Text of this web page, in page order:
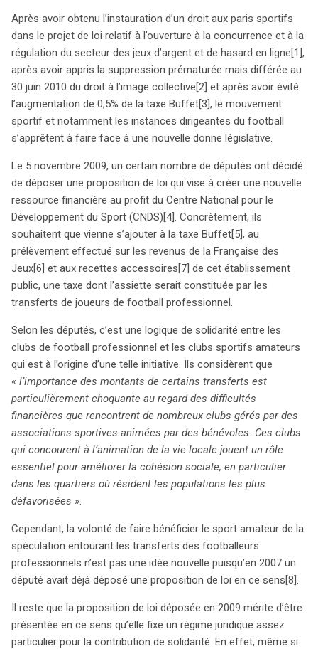
Le 5 novembre 2009, une proposition de loi a été
déposée pour instituer une contribution de solidarité sur
les transferts de joueurs professionnels de football,
visant à soutenir le sport amateur en France. Ce projet
s’inscrit dans un contexte où le mouvement sportif,
notamment le football, doit naviguer à travers des
changements législatifs, tels que l’instauration d’un droit
députés soulignent l’inadéquation entre les sommes
colossales des transferts et les difficultés financières
des clubs amateurs, qui jouent un rôle vital dans la
cohésion sociale. Cette contribution serait prélevée sur
les recettes brutes générées par les indemnités de
mutation et s’appliquerait principalement aux clubs de
Ligue 1 et Ligue 2, bien que la définition de « joueur
professionnel » puisse engendrer des ambiguïtés. La loi
prévoit un taux de 5% pour les transferts nationaux, 10%
pour ceux avec des clubs de l’UE, et 15% pour les clubs
non européens. Les fonds récoltés seraient répartis
entre les clubs amateurs et les communes en difficulté.
Cependant, cette initiative suscite des interrogations sur
la mise en œuvre et l’impact sur les ressources
financières des clubs professionnels, déjà éprouvés par
la crise économique. La question de la solidarité entre le
sport professionnel et amateur est ainsi au cœur des
débats, rendant cette proposition à la fois essentielle et
délicate à gérer.
Après avoir obtenu l’instauration d’un droit aux paris sportifs
dans le projet de loi relatif à l’ouverture à la concurrence et à la
régulation du secteur des jeux d’argent et de hasard en ligne[1],
après avoir appris la suppression prématurée mais différée au
30 juin 2010 du droit à l’image collective[2] et après avoir évité
l’augmentation de 0,5% de la taxe Buffet[3], le mouvement
sportif et notamment les instances dirigeantes du football
s’apprêtent à faire face à une nouvelle donne législative.
Le 5 novembre 2009, un certain nombre de députés ont décidé
de déposer une proposition de loi qui vise à créer une nouvelle
ressource financière au profit du Centre National pour le
Développement du Sport (CNDS)[4]. Concrètement, ils
souhaitent que vienne s’ajouter à la taxe Buffet[5], au
prélèvement effectué sur les revenus de la Française des
Jeux[6] et aux recettes accessoires[7] de cet établissement
public, une taxe dont l’assiette serait constituée par les
transferts de joueurs de football professionnel.
Selon les députés, c’est une logique de solidarité entre les
clubs de football professionnel et les clubs sportifs amateurs
qui est à l’origine d’une telle initiative. Ils considèrent que
« l’importance des montants de certains transferts est
particulièrement choquante au regard des difficultés
financières que rencontrent de nombreux clubs gérés par des
associations sportives animées par des bénévoles. Ces clubs
qui concourent à l’animation de la vie locale jouent un rôle
essentiel pour améliorer la cohésion sociale, en particulier
dans les quartiers où résident les populations les plus
défavorisées ».
Cependant, la volonté de faire bénéficier le sport amateur de la
spéculation entourant les transferts des footballeurs
professionnels n’est pas une idée nouvelle puisqu’en 2007 un
député avait déjà déposé une proposition de loi en ce sens[8].
Il reste que la proposition de loi déposée en 2009 mérite d’être
présentée en ce sens qu’elle fixe un régime juridique assez
particulier pour la contribution de solidarité. En effet, même si